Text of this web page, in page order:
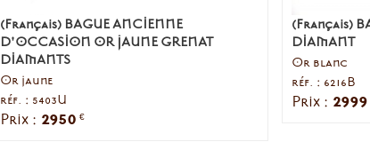
(Français) BAGUE ANCIENNE
D'OCCASION OR JAUNE GRENAT
DIAMANTS
Or jaune
réf. : 5403U
Prix : 2950 €
(Français)
DIAMANT
Or blanc
réf. : 6216B
Prix : 2999